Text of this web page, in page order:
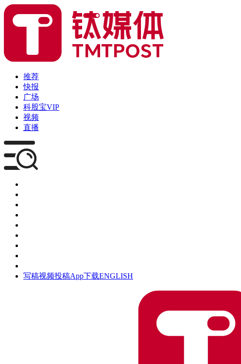
推荐
快报
广场
科股宝VIP
视频
直播
写稿视频投稿App下载ENGLISH